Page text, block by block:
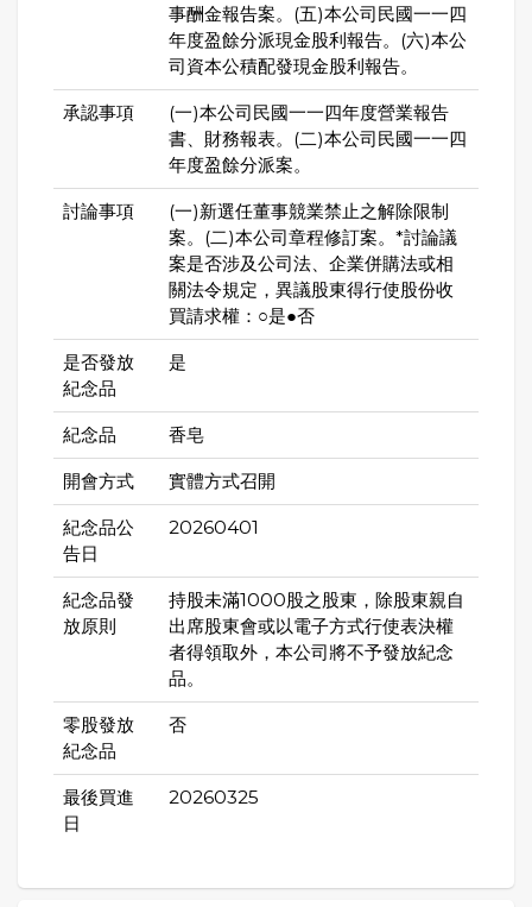
事酬金報告案。(五)本公司民國一一四
年度盈餘分派現金股利報告。(六)本公
司資本公積配發現金股利報告。
承認事項
(一)本公司民國一一四年度營業報告
書、財務報表。(二)本公司民國一一四
年度盈餘分派案。
討論事項
(一)新選任董事競業禁止之解除限制
案。(二)本公司章程修訂案。*討論議
案是否涉及公司法、企業併購法或相
關法令規定，異議股東得行使股份收
買請求權：○是●否
是否發放
紀念品
是
紀念品 香皂
開會方式 實體方式召開
紀念品公
告日
20260401
紀念品發
放原則
持股未滿1000股之股東，除股東親自
出席股東會或以電子方式行使表決權
者得領取外，本公司將不予發放紀念
品。
零股發放
紀念品
否
最後買進
日
20260325